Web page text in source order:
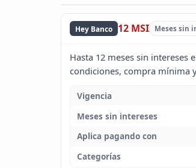
Hey Banco 12 MSI Meses sin
Hasta 12 meses sin intereses
condiciones, compra mínima
Vigencia
Meses sin intereses
Aplica pagando con
Categorías